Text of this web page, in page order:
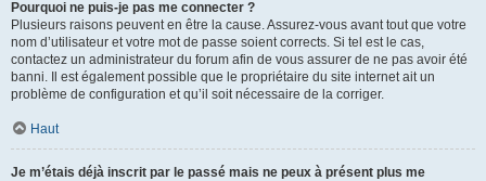
Pourquoi ne puis-je pas me connecter ?
Plusieurs raisons peuvent en être la cause. Assurez-vous avant tout que votre
nom d’utilisateur et votre mot de passe soient corrects. Si tel est le cas,
contactez un administrateur du forum afin de vous assurer de ne pas avoir été
banni. Il est également possible que le propriétaire du site internet ait un
problème de configuration et qu’il soit nécessaire de la corriger.
Haut
Je m’étais déjà inscrit par le passé mais ne peux à présent plus me